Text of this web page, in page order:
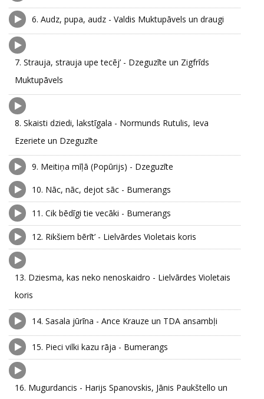
6. Audz, pupa, audz - Valdis Muktupāvels un draugi
7. Strauja, strauja upe tecēj’ - Dzeguzīte un Zigfrīds
Muktupāvels
8. Skaisti dziedi, lakstīgala - Normunds Rutulis, Ieva
Ezeriete un Dzeguzīte
9. Meitiņa mīļā (Popūrijs) - Dzeguzīte
10. Nāc, nāc, dejot sāc - Bumerangs
11. Cik bēdīgi tie vecāki - Bumerangs
12. Rikšiem bērīt’ - Lielvārdes Violetais koris
13. Dziesma, kas neko nenoskaidro - Lielvārdes Violetais
koris
14. Sasala jūrīna - Ance Krauze un TDA ansambļi
15. Pieci vilki kazu rāja - Bumerangs
16. Mugurdancis - Harijs Spanovskis, Jānis Paukštello un